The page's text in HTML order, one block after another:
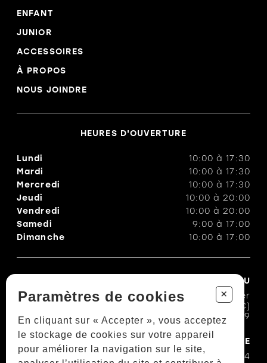
ENFANT
JUNIOR
ACCESSOIRES
À PROPOS
NOUS JOINDRE
HEURES D'OUVERTURE
Lundi 10:00 à17:30
Mardi
10:00 à17:30
Mercredi
10:00 à17:30
Jeudi
10:00 à20:00
Vendredi
10:00 à20:00
Samedi
9:00 à17:00
Dimanche
10:00 à17:00
CHAUSSURES TROTTE-MENU
1100, rue Bouvier
Québec (QC)
G2K 1L9
COURRIEL & TÉLÉPHONE
418 623-7474
Paramètres de cookies +
En cliquant sur « Accepter », vous acceptez
le stockage de cookies sur votre appareil
pour améliorer la navigation sur le site,